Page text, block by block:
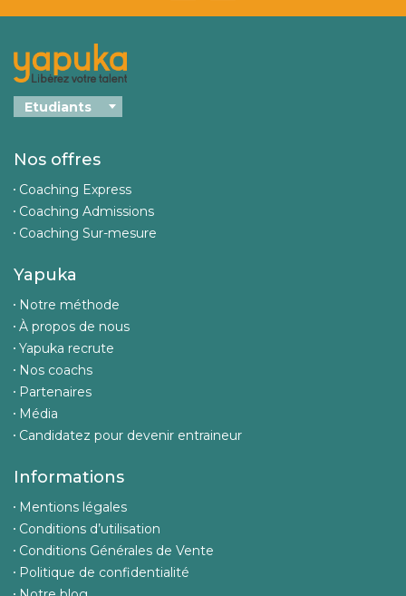
Nos offres
Coaching Express
Coaching Admissions
Coaching Sur-mesure
Yapuka
Notre méthode
À propos de nous
Yapuka recrute
Nos coachs
Partenaires
Média
Candidatez pour devenir entraineur
Informations
Mentions légales
Conditions d’utilisation
Conditions Générales de Vente
Politique de confidentialité